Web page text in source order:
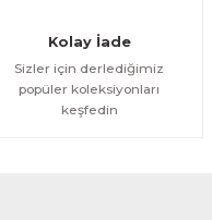
Kolay İade
Sizler için derlediğimiz
popüler koleksiyonları
keşfedin